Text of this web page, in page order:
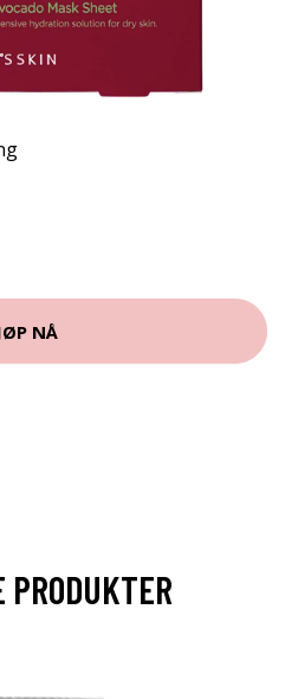
NÅ
PRODUKTER